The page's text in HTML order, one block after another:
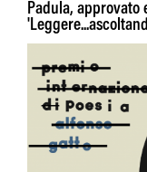
Padula,